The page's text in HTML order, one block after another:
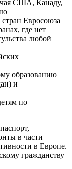
США, Канаду,
Евросоюза
где нет
любой
образованию
и
по
в части
в Европе.
гражданству